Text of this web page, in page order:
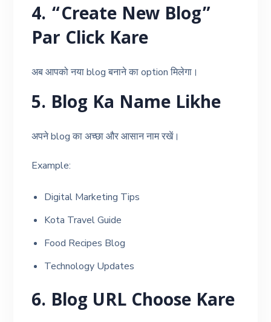
4. “Create New Blog”
Par Click Kare
अब आपको नया blog बनाने का option मिलेगा।
5. Blog Ka Name Likhe
अपने blog का अच्छा और आसान नाम रखें।
Example:
Digital Marketing Tips
Kota Travel Guide
Food Recipes Blog
Technology Updates
6. Blog URL Choose Kare